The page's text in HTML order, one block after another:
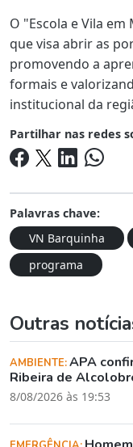
O "Escola e Vila
que visa abrir as
promovendo a
formais e
institucional da
Partilhar nas redes
Palavras chave:
VN Barquinha
programa
Outras
AMBIENTE:APA
Ribeira de
8/08/2026 às 19:53